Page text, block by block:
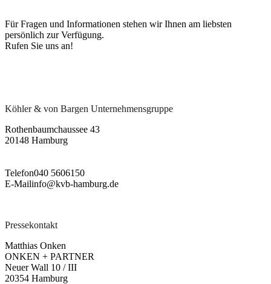
Für Fragen und Informationen stehen wir Ihnen am liebsten
persönlich zur Verfügung.
Rufen Sie uns an!
Köhler & von Bargen Unternehmensgruppe
Rothenbaumchaussee 43
20148 Hamburg
Telefon040 5606150
E-Mailinfo@kvb-hamburg.de
Pressekontakt
Matthias Onken
ONKEN + PARTNER
Neuer Wall 10 / III
20354 Hamburg